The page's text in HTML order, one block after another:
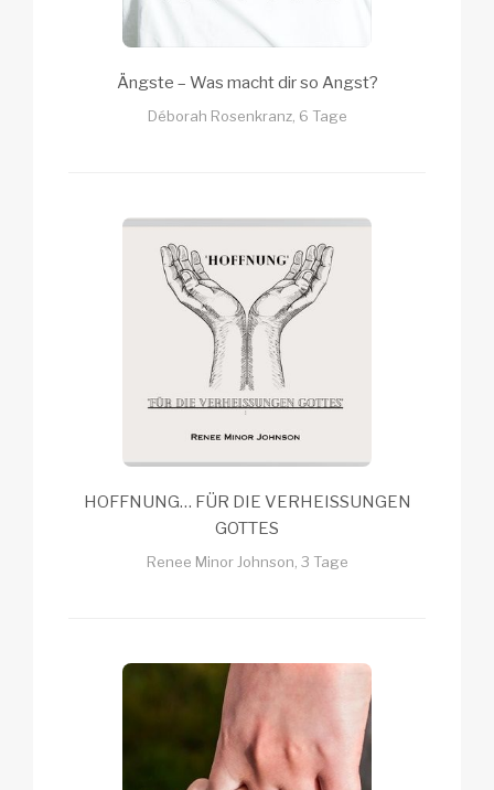
Ängste – Was macht dir so Angst?
Déborah Rosenkranz, 6 Tage
HOFFNUNG… FÜR DIE VERHEISSUNGEN
GOTTES
Renee Minor Johnson, 3 Tage